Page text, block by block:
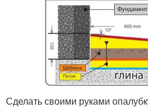
Сделать своими руками